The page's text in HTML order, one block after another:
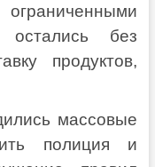
остались без
продуктов,
массовые
полиция и